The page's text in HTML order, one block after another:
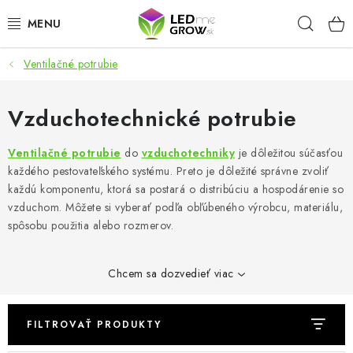
na
AKCIE
LED OSVETLENIE PRE RASTLINY
PESTOVATEĽSKÉ POTREBY
PRE AKVÁRIA
MICROGREENS
Hodnotenie obchodu O nákupu
Obchodné podmienky
Predávané značky
Kontakt
Ventilačné potrubie
Vzduchotechnické potrubie
Ventilačné potrubie do vzduchotechniky je dôležitou súčasťou
každého pestovateľského systému. Preto je dôležité správne zvoliť
každú komponentu, ktorá sa postará o distribúciu a hospodárenie so
vzduchom. Môžete si vyberať podľa obľúbeného výrobcu, materiálu,
spôsobu použitia alebo rozmerov.
Chcem sa dozvedieť viac
FILTROVAŤ PRODUKTY